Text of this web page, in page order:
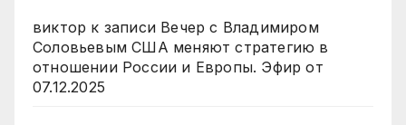
виктор к записи Вечер с Владимиром
Соловьевым США меняют стратегию в
отношении России и Европы. Эфир от
07.12.2025